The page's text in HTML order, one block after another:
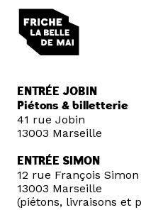
ENTRÉE JOBIN
Piétons & billetterie
41 rue Jobin
13003 Marseille
ENTRÉE SIMON
12 rue François Simon
13003 Marseille
(piétons, livraisons et